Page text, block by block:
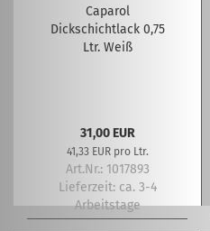
Caparol
Dickschichtlack 0,75
Ltr. Weiß
31,00 EUR
41,33 EUR pro Ltr.
Art.Nr.: 1017893
Lieferzeit: ca. 3-4
Arbeitstage